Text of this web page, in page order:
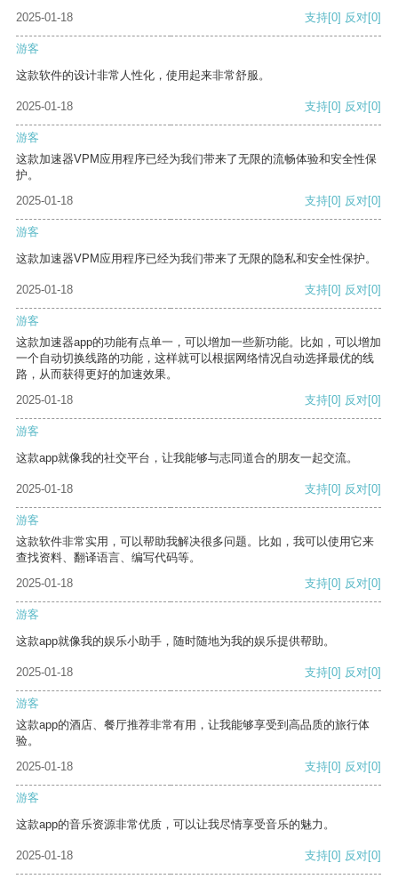
2025-01-18
支持[0] 反对[0]
游客
这款软件的设计非常人性化，使用起来非常舒服。
2025-01-18 支持[0] 反对[0]
游客
这款加速器VPM应用程序已经为我们带来了无限的流畅体验和安全性保
护。
2025-01-18
支持[0] 反对[0]
游客
这款加速器VPM应用程序已经为我们带来了无限的隐私和安全性保护。
2025-01-18 支持[0] 反对[0]
游客
这款加速器app的功能有点单一，可以增加一些新功能。比如，可以增加
一个自动切换线路的功能，这样就可以根据网络情况自动选择最优的线
路，从而获得更好的加速效果。
2025-01-18
支持[0] 反对[0]
游客
这款app就像我的社交平台，让我能够与志同道合的朋友一起交流。
2025-01-18 支持[0] 反对[0]
游客
这款软件非常实用，可以帮助我解决很多问题。比如，我可以使用它来
查找资料、翻译语言、编写代码等。
2025-01-18
支持[0] 反对[0]
游客
这款app就像我的娱乐小助手，随时随地为我的娱乐提供帮助。
2025-01-18 支持[0] 反对[0]
游客
这款app的酒店、餐厅推荐非常有用，让我能够享受到高品质的旅行体
验。
2025-01-18
支持[0] 反对[0]
游客
这款app的音乐资源非常优质，可以让我尽情享受音乐的魅力。
2025-01-18 支持[0] 反对[0]